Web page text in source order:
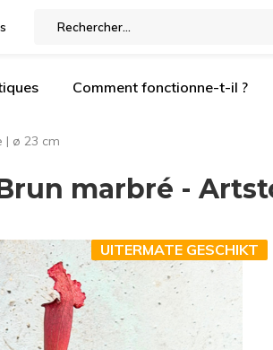
Comment fonctionne-t-il ?
| ø 23 cm
marbré -
UITERMATE GESCHIKT